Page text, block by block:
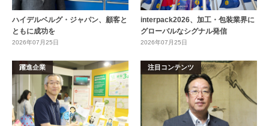
ハイデルベルグ・ジャパン、顧客と
ともに成功を
2026年07月25日
interpack2026、加工・包装業界に
グローバルなシグナル発信
2026年07月25日
躍進企業 注目コンテンツ